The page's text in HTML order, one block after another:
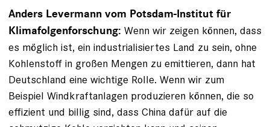
Anders Levermann vom Potsdam-Institut für
Klimafolgen­forschung: Wenn wir zeigen können, dass
es möglich ist, ein industrialisiertes Land zu sein, ohne
Kohlenstoff in großen Mengen zu emittieren, dann hat
Deutschland eine wichtige ­Rolle. Wenn wir zum
Beispiel Windkraftanlagen produzieren können, die so
effizient und billig sind, dass China dafür auf die